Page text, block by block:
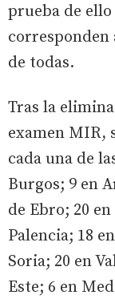
prueba de ello
corresponden
de todas.
Tras la
examen MIR,
cada una de
Burgos; 9 en
de Ebro; 20
Palencia; 18
Soria; 20 en
Este; 6 en